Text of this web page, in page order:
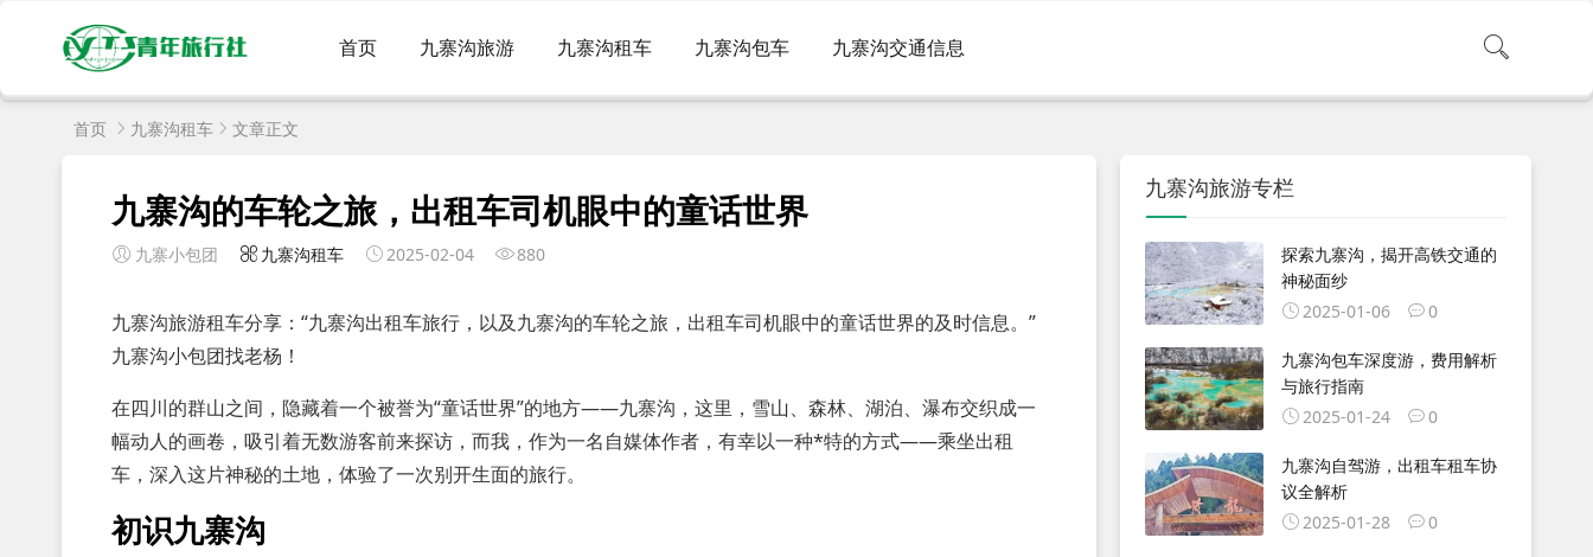
首页 九寨沟旅游 九寨沟租车 九寨沟包车 九寨沟交通信息
首页 九寨沟租车 文章正文
九寨沟的车轮之旅，出租车司机眼中的童话世界
九寨小包团 九寨沟租车 2025-02-04 880
九寨沟旅游租车分享：“九寨沟出租车旅行，以及九寨沟的车轮之旅，出租车司机眼中的童话世界的及时信息。”
九寨沟小包团找老杨！
在四川的群山之间，隐藏着一个被誉为“童话世界”的地方——九寨沟，这里，雪山、森林、湖泊、瀑布交织成一
幅动人的画卷，吸引着无数游客前来探访，而我，作为一名自媒体作者，有幸以一种*特的方式——乘坐出租
车，深入这片神秘的土地，体验了一次别开生面的旅行。
初识九寨沟
九寨沟旅游专栏
探索九寨沟，揭开高铁交通的
神秘面纱
2025-01-06
0
九寨沟包车深度游，费用解析
与旅行指南
2025-01-24
0
九寨沟自驾游，出租车租车协
议全解析
2025-01-28
0